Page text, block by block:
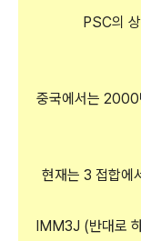
PSC의
중국에서는 2000
현재는 3 접합에
IMM3J (반대로